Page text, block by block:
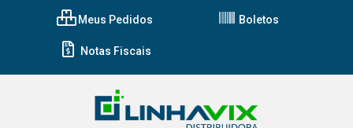
Meus Pedidos Boletos
Notas Fiscais